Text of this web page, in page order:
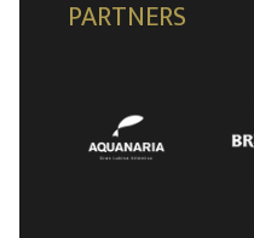
PARTNERS